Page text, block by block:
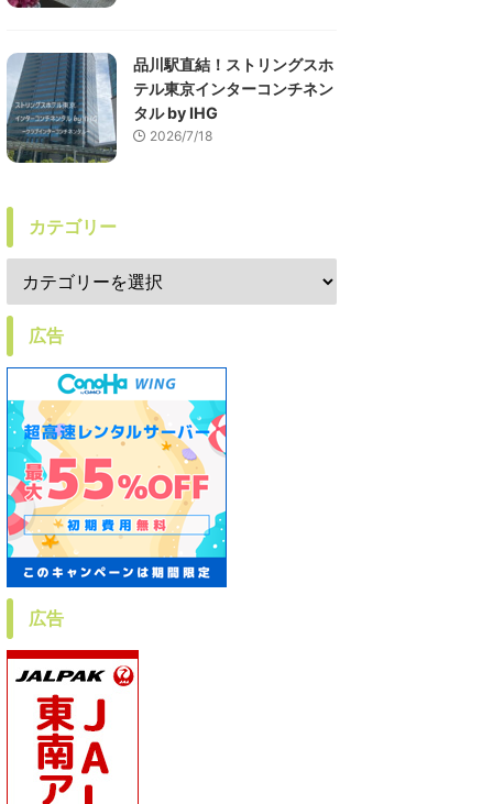
品川駅直結！ストリングスホ
テル東京インターコンチネン
タル by IHG
2026/7/18
カテゴリー
広告
広告